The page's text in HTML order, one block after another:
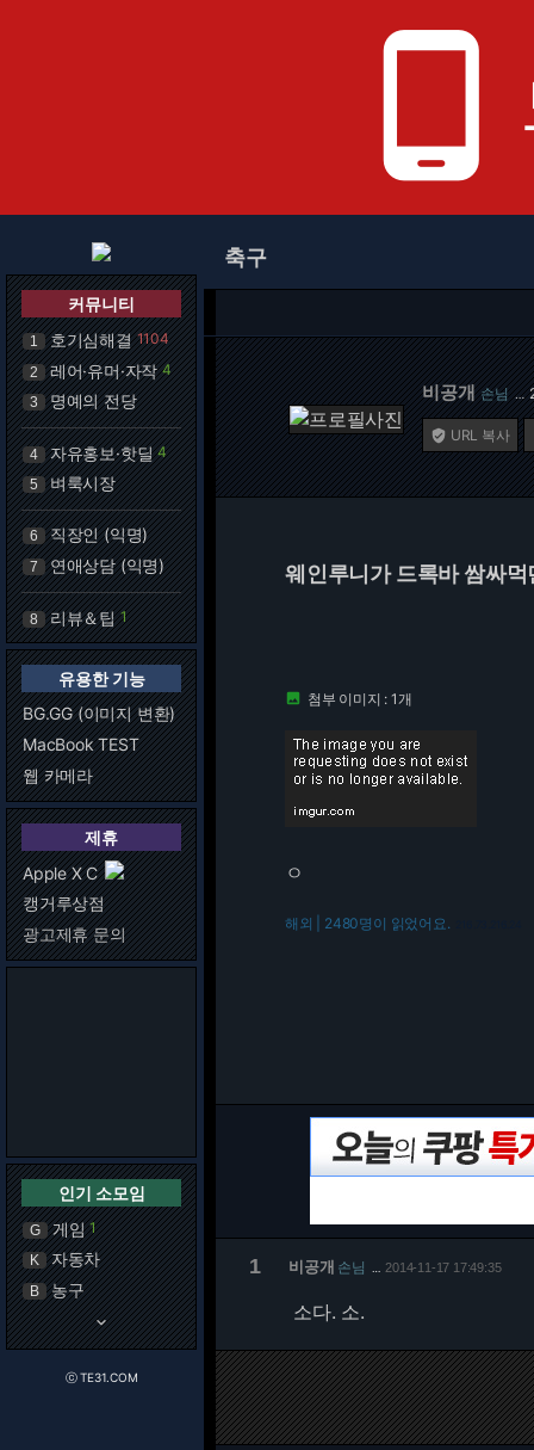
phone_android
커뮤니티
1 호기심해결 1104
2 레어·유머·자작 4
3 명예의 전당
4 자유홍보·핫딜 4
5 벼룩시장
6 직장인 (익명)
7 연애상담 (익명)
8 리뷰＆팁 1
유용한 기능
BG.GG (이미지 변환)
MacBook TEST
웹 카메라
제휴
Apple X C
캥거루상점
광고제휴 문의
인기 소모임
G 게임 1
K 자동차
B 농구
keyboard_arrow_down
ⓒ TE31.COM
축구
비공개 손님 …
 URL 복사
웨인루니가 드록바 쌈싸
 첨부 이미지 : 1개
ㅇ
해외 | 2480명이 읽었어요.
1 비공개 손님 2014-11-17 17:49:35
소다. 소.